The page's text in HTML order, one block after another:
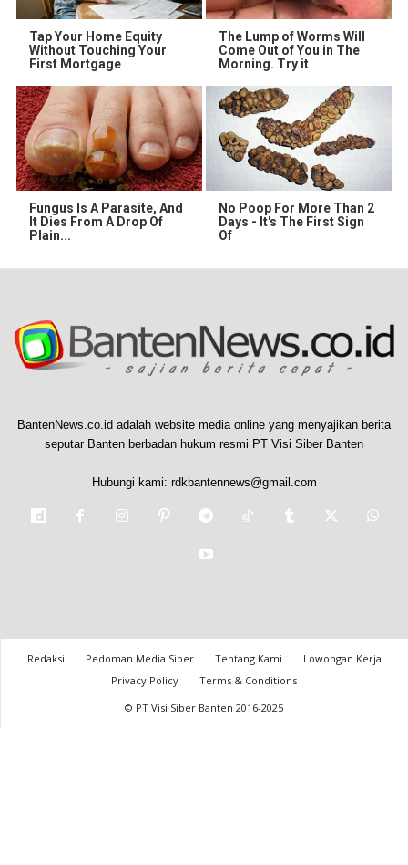
Tap Your Home Equity
Without Touching Your
First Mortgage
The Lump of Worms Will
Come Out of You in The
Morning. Try it
Fungus Is A Parasite, And
It Dies From A Drop Of
Plain...
No Poop For More Than 2
Days - It's The First Sign
Of
BantenNews.co.id adalah website media online yang menyajikan berita
seputar Banten berbadan hukum resmi PT Visi Siber Banten
Hubungi kami: rdkbantennews@gmail.com
Redaksi Pedoman Media Siber Tentang Kami
Lowongan Kerja
Privacy Policy
Terms & Conditions
© PT Visi Siber Banten 2016-2025